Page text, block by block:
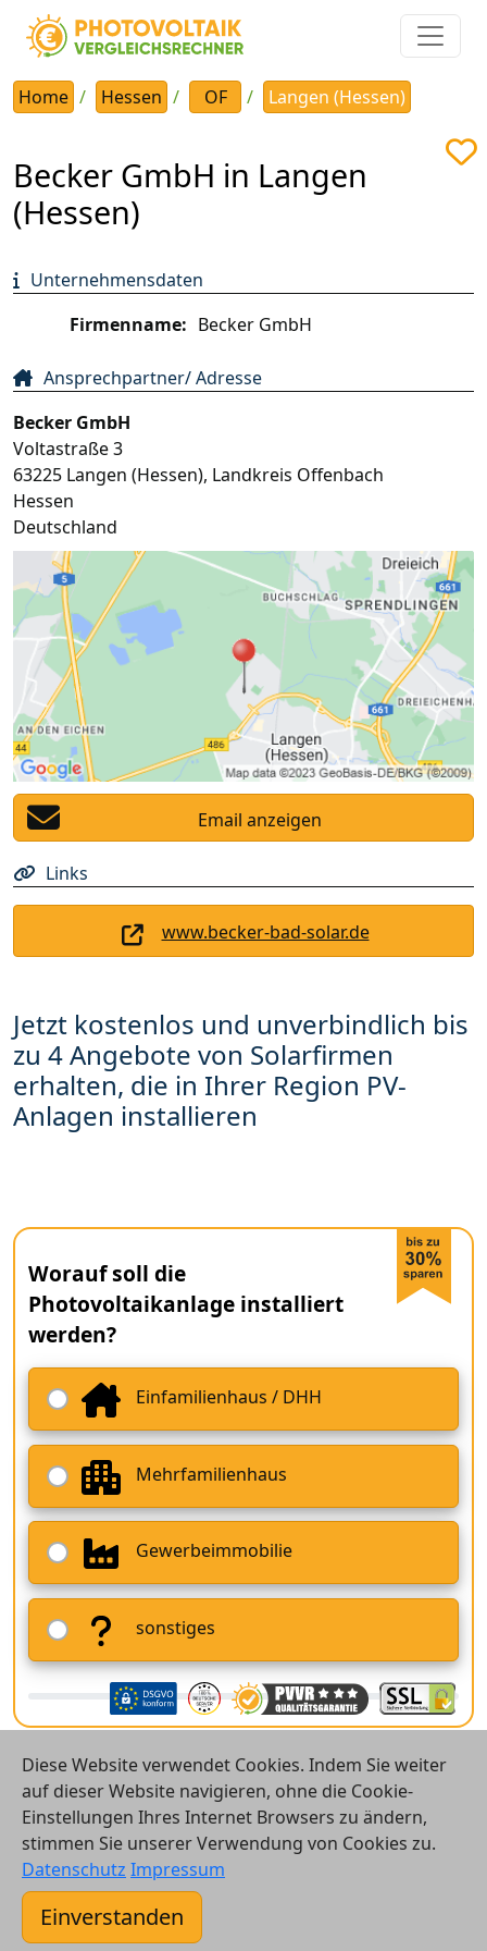
Home Hessen OF Langen (Hessen)
Becker GmbH in Langen
(Hessen)
Unternehmensdaten
Firmenname: Becker GmbH
Ansprechpartner/ Adresse
Becker GmbH
Voltastraße 3
63225 Langen (Hessen), Landkreis Offenbach
Hessen
Deutschland
Email anzeigen
Links
www.becker-bad-solar.de
Jetzt kostenlos und unverbindlich bis
zu 4 Angebote von Solarfirmen
erhalten, die in Ihrer Region PV-
Anlagen installieren
Worauf soll die
Photovoltaikanlage installiert
werden?
Einfamilienhaus / DHH
Mehrfamilienhaus
Gewerbeimmobilie
sonstiges
© 2026 Vergleichsrechner24 GmbH
Kontakt
Diese Website verwendet Cookies. Indem Sie weiter
auf dieser Website navigieren, ohne die Cookie-
Einstellungen Ihres Internet Browsers zu ändern,
stimmen Sie unserer Verwendung von Cookies zu.
Datenschutz Impressum
Einverstanden